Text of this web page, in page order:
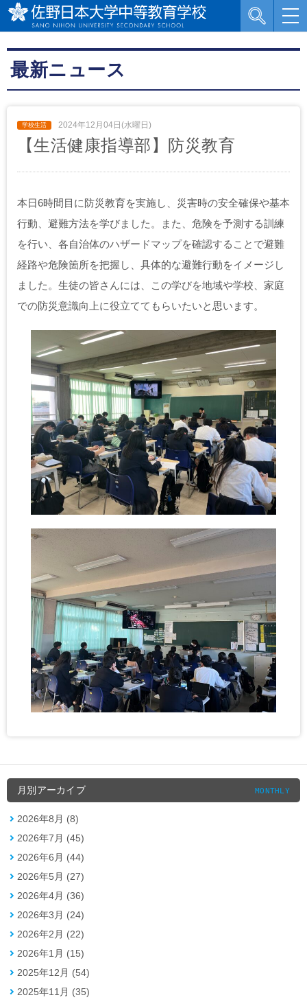
最新ニュース
2024年12月04日(水曜日)
【生活健康指導部】防災教育
本日6時間目に防災教育を実施し、災害時の安全確保や基本
行動、避難方法を学びました。また、危険を予測する訓練
を行い、各自治体のハザードマップを確認することで避難
経路や危険箇所を把握し、具体的な避難行動をイメージし
ました。生徒の皆さんには、この学びを地域や学校、家庭
での防災意識向上に役立ててもらいたいと思います。
月別アーカイブ MONTHLY
2026年8月 (8)
2026年7月 (45)
2026年6月 (44)
2026年5月 (27)
2026年4月 (36)
2026年3月 (24)
2026年2月 (22)
2026年1月 (15)
2025年12月 (54)
2025年11月 (35)